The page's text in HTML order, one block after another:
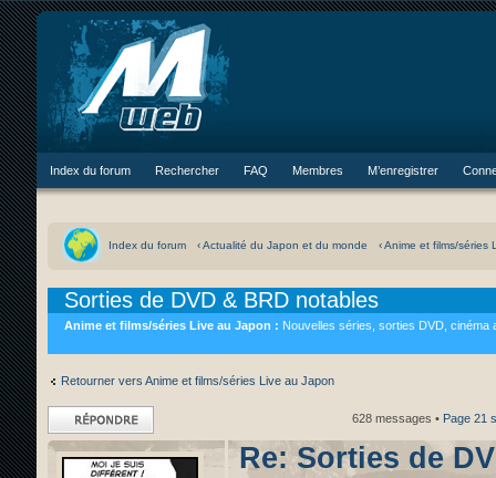
Index du forum Rechercher FAQ Membres M’enregistrer
Index du forum ‹ Actualité du Japon et du monde ‹ Anime et films/séries
Sorties de DVD & BRD notables
Anime et films/séries Live au Japon : Nouvelles séries, sorties DVD, cinéma
Retourner vers Anime et films/séries Live au Japon
Répondre 628 messages • Page 21
Re: Sorties de